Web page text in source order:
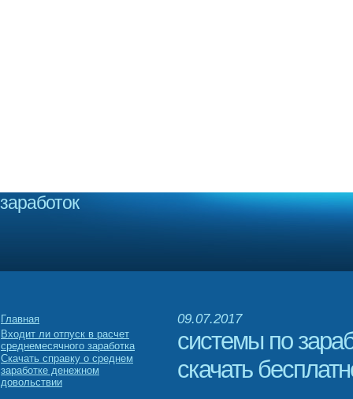
заработок
Главная
Входит ли отпуск в расчет
среднемесячного заработка
Скачать справку о среднем
заработке денежном
довольствии
09.07.2017
системы по
скачать